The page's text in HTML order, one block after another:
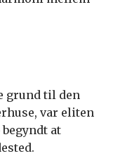
grund til den
var eliten
at